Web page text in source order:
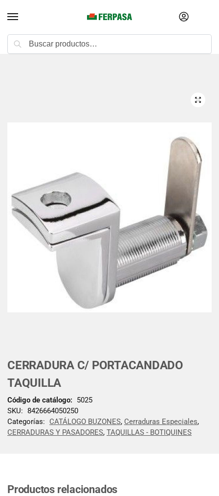
CERRADURA C/ PORTACANDADO
TAQUILLA
Código de catálogo:
5025
SKU: 8426664050250
Categorías:
CATÁLOGO BUZONES, Cerraduras Especiales,
CERRADURAS Y PASADORES, TAQUILLAS - BOTIQUINES
Productos relacionados